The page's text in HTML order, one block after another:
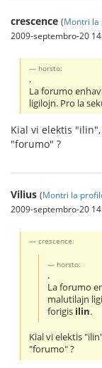
crescence (Montri la
2009-septembro-20
horsto:
.
La forumo
ligilojn. Pro la
Kial vi elektis
"forumo" ?
Vilius (Montri la
2009-septembro-20
crescence:
horsto:
.
La forumo
malutilajn
forigis ilin.
Kial vi elektis
"forumo" ?